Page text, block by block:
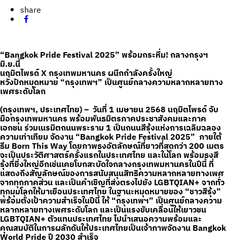
share
“Bangkok Pride Festival 2025” พร้อมกระหึ่ม! กลางกรุงฯ
มิ.ย.นี้
นฤมิตไพรด์ X กรุงเทพมหานคร ผนึกกำลังครั้งใหญ่
หวังปักหมุดหมาย “กรุงเทพฯ” เป็นศูนย์กลางความหลากหลายทาง
เพศระดับโลก
(กรุงเทพฯ, ประเทศไทย) – วันที่ 1 เมษายน 2568 นฤมิตไพรด์ จับ
มือกรุงเทพมหานคร พร้อมพันธมิตรภาคประชาสังคมและภาค
เอกชน ร่วมเนรมิตถนนพระราม 1 เป็นถนนสีรุ้งแห่งการเฉลิมฉลอง
ความเท่าเทียม จัดงาน “Bangkok Pride Festival 2025” ภายใต้
ธีม Born This Way โดยภาพธงอัตลักษณ์ที่ยาวที่สุดกว่า 200 เมตร
จะเป็นประวัติศาสตร์ครั้งแรกในประเทศไทย และในโลก พร้อมธงสี
รุ้งที่ยิ่งใหญ่อีกเช่นเคยโบกสะบัดใจกลางกรุงเทพมหานครในปีนี้ ที่
แสดงถึงสัญลักษณ์ของการสนับสนุนสิทธิความหลากหลายทางเพศ
จากทุกภาคส่วน และเป็นคำเชิญที่ส่งตรงไปยัง LGBTQIAN+ จากทั่ว
ทุกมุมโลกให้มาเยือนประเทศไทย ในฐานะหมุดหมายของ “ชาวสีรุ้ง”
พร้อมตั้งเป้าความสำเร็จในปีนี้ ให้ “กรุงเทพฯ” เป็นศูนย์กลางความ
หลากหลายทางเพศระดับโลก และเป็นแรงขับเคลื่อนให้เยาวชน
LGBTQIAN+ ตัวแทนประเทศไทย ไปนำเสนอความพร้อมและ
คุณสมบัติในการผลักดันให้ประเทศไทยเป็นเจ้าภาพจัดงาน Bangkok
World Pride ปี 2030 สำเร็จ